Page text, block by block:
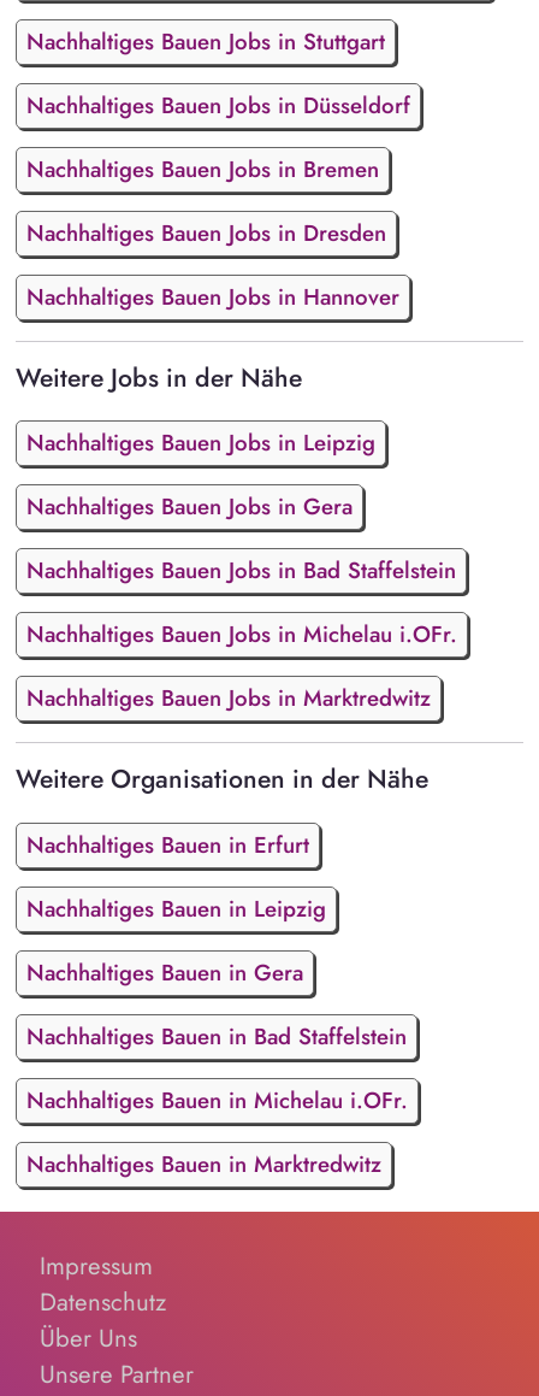
Nachhaltiges Bauen Jobs in Stuttgart
Nachhaltiges Bauen Jobs in Düsseldorf
Nachhaltiges Bauen Jobs in Bremen
Nachhaltiges Bauen Jobs in Dresden
Nachhaltiges Bauen Jobs in Hannover
Weitere Jobs in der Nähe
Nachhaltiges Bauen Jobs in Leipzig
Nachhaltiges Bauen Jobs in Gera
Nachhaltiges Bauen Jobs in Bad Staffelstein
Nachhaltiges Bauen Jobs in Michelau i.OFr.
Nachhaltiges Bauen Jobs in Marktredwitz
Weitere Organisationen in der Nähe
Nachhaltiges Bauen in Erfurt
Nachhaltiges Bauen in Leipzig
Nachhaltiges Bauen in Gera
Nachhaltiges Bauen in Bad Staffelstein
Nachhaltiges Bauen in Michelau i.OFr.
Nachhaltiges Bauen in Marktredwitz
Impressum
Datenschutz
Über Uns
Unsere Partner